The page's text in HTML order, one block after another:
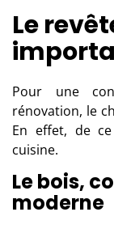
Le
Pour une
rénovation, le
En effet, de
cuisine.
Le bois,
moderne